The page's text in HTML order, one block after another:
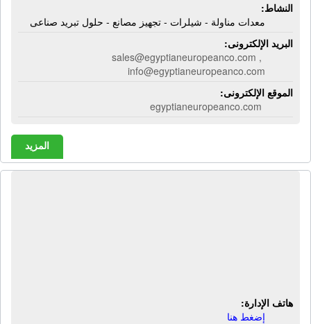
النشاط:
معدات مناولة - شيلرات - تجهيز مصانع - حلول تبريد صناعى
البريد الإلكترونى:
sales@egyptianeuropeanco.com ,
info@egyptianeuropeanco.com
الموقع الإلكترونى:
egyptianeuropeanco.com
المزيد
هاتف الإدارة:
إضغط هنا